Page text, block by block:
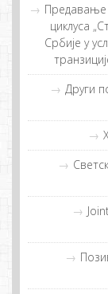
Предавање
циклуса
Србије у
Други